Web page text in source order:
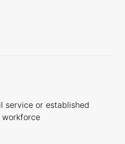
service or established